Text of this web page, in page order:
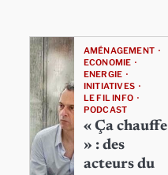
AMÉNAGEMENT
ECONOMIE
ENERGIE
INITIATIVES
LE FIL INFO
PODCAST
« Ça chauffe
» : des
acteurs du